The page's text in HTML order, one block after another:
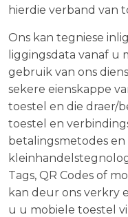
hierdie verband van
Ons kan tegniese
liggingsdata vanaf u
gebruik van ons
sekere eienskappe
toestel en die draer/
toestel en
betalingsmetodes
Tags, QR Codes of
kan deur ons verkry
u u mobiele toestel